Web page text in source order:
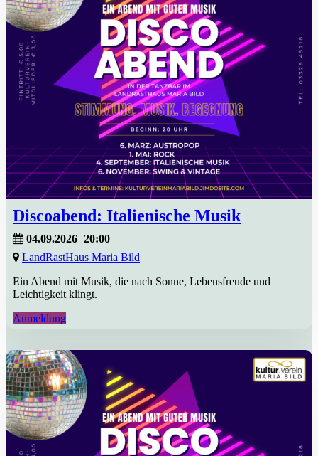
Discoabend: Italienische Musik
04.09.2026 20:00
LandRastHaus Maria Bild
Ein Abend mit Musik, die nach Sonne, Lebensfreude und
Leichtigkeit klingt.
Anmeldung